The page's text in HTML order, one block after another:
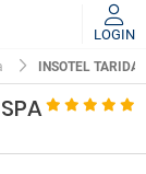
LOGIN
INSOTEL TARIDA